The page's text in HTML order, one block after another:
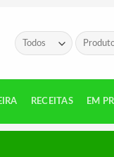
Pesquisar
por:
RECEITAS EM